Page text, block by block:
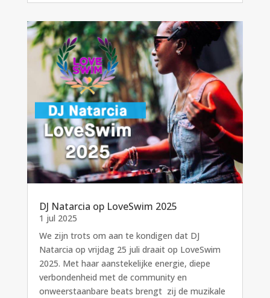
DJ Natarcia op LoveSwim 2025
1 jul 2025
We zijn trots om aan te kondigen dat DJ
Natarcia op vrijdag 25 juli draait op LoveSwim
2025. Met haar aanstekelijke energie, diepe
verbondenheid met de community en
onweerstaanbare beats brengt zij de muzikale